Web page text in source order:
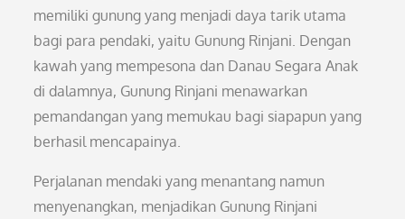
memiliki gunung yang menjadi daya tarik utama
bagi para pendaki, yaitu Gunung Rinjani. Dengan
kawah yang mempesona dan Danau Segara Anak
di dalamnya, Gunung Rinjani menawarkan
pemandangan yang memukau bagi siapapun yang
berhasil mencapainya.
Perjalanan mendaki yang menantang namun
menyenangkan, menjadikan Gunung Rinjani